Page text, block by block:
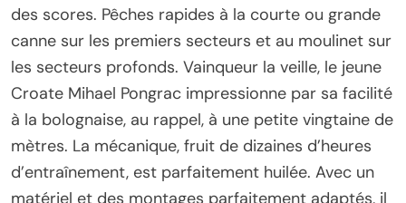
des scores. Pêches rapides à la courte ou grande
canne sur les premiers secteurs et au moulinet sur
les secteurs profonds. Vainqueur la veille, le jeune
Croate Mihael Pongrac impressionne par sa facilité
à la bolognaise, au rappel, à une petite vingtaine de
mètres. La mécanique, fruit de dizaines d’heures
d’entraînement, est parfaitement huilée. Avec un
matériel et des montages parfaitement adaptés, il